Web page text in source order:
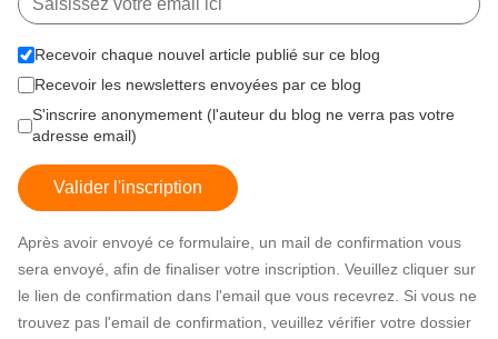
Recevoir chaque nouvel article publié sur ce blog
Recevoir les newsletters envoyées par ce blog
S'inscrire anonymement (l'auteur du blog ne verra pas votre
adresse email)
Valider l'inscription
Après avoir envoyé ce formulaire, un mail de confirmation vous
sera envoyé, afin de finaliser votre inscription. Veuillez cliquer sur
le lien de confirmation dans l'email que vous recevrez. Si vous ne
trouvez pas l'email de confirmation, veuillez vérifier votre dossier